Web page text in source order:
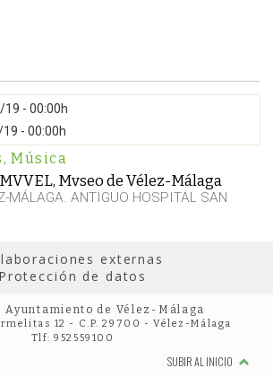
- 00:00h
- 00:00h
, Música
Mvseo de Vélez-Málaga
MÁLAGA. ANTIGUO HOSPITAL SAN
externas
Protección de datos
Ayuntamiento de Vélez-Málaga
12 - C.P. 29700 - Vélez-Málaga
Tlf: 952559100
SUBIR AL INICIO